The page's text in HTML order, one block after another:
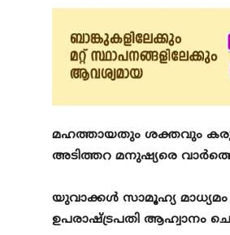
മഹത്തായതും ശക്തവും
അടിത്തറ മനുഷ്യരെ
യുവാക്കൾ സാമൂഹ്യ
ഉപരാഷ്ട്രപതി ആഹ്വാനം